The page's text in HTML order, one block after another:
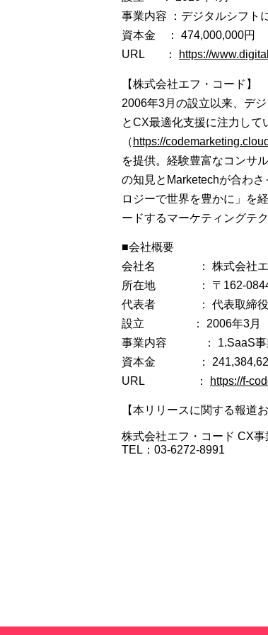
事業内容 ：デジタルシフト
資本金 ： 474,000,000円
URL ：
https://
【株式会社エフ・コード】
2006年3月の設立以来、デ
とCX最適化支援に注力して
（ https://
を提供。経験豊富なコンサ
の知見とMarketechが合わ
ロジーで世界を豊かに」を
ードするマーケティングテ
■会社概要
会社名 ： 株式会社エ
所在地 ： 〒162-0844東
代表者 ： 代表取締役
設立 ： 2006年3月
事業内容 ： 1.SaaS事業
資本金 ：
URL ：
https://f-
【本リリースに関する報道
株式会社エフ・コード CX事
TEL：03-6272-8991